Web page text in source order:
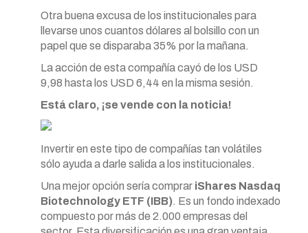
Otra buena excusa de los institucionales para
llevarse unos cuantos dólares al bolsillo con un
papel que se disparaba 35% por la mañana.
La acción de esta compañía cayó de los USD
9,98 hasta los USD 6,44 en la misma sesión.
Está claro, ¡se vende con la noticia!
Invertir en este tipo de compañías tan volátiles
sólo ayuda a darle salida a los institucionales.
Una mejor opción sería comprar iShares Nasdaq
Biotechnology ETF (IBB). Es un fondo indexado
compuesto por más de 2.000 empresas del